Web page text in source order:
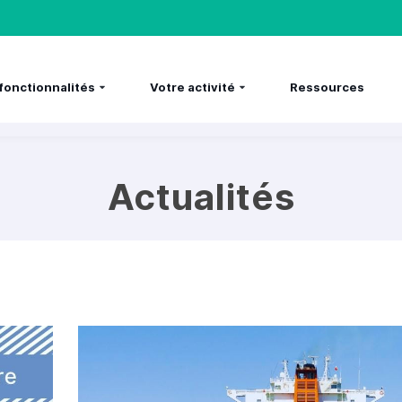
Votre activité Ressources
Actualités